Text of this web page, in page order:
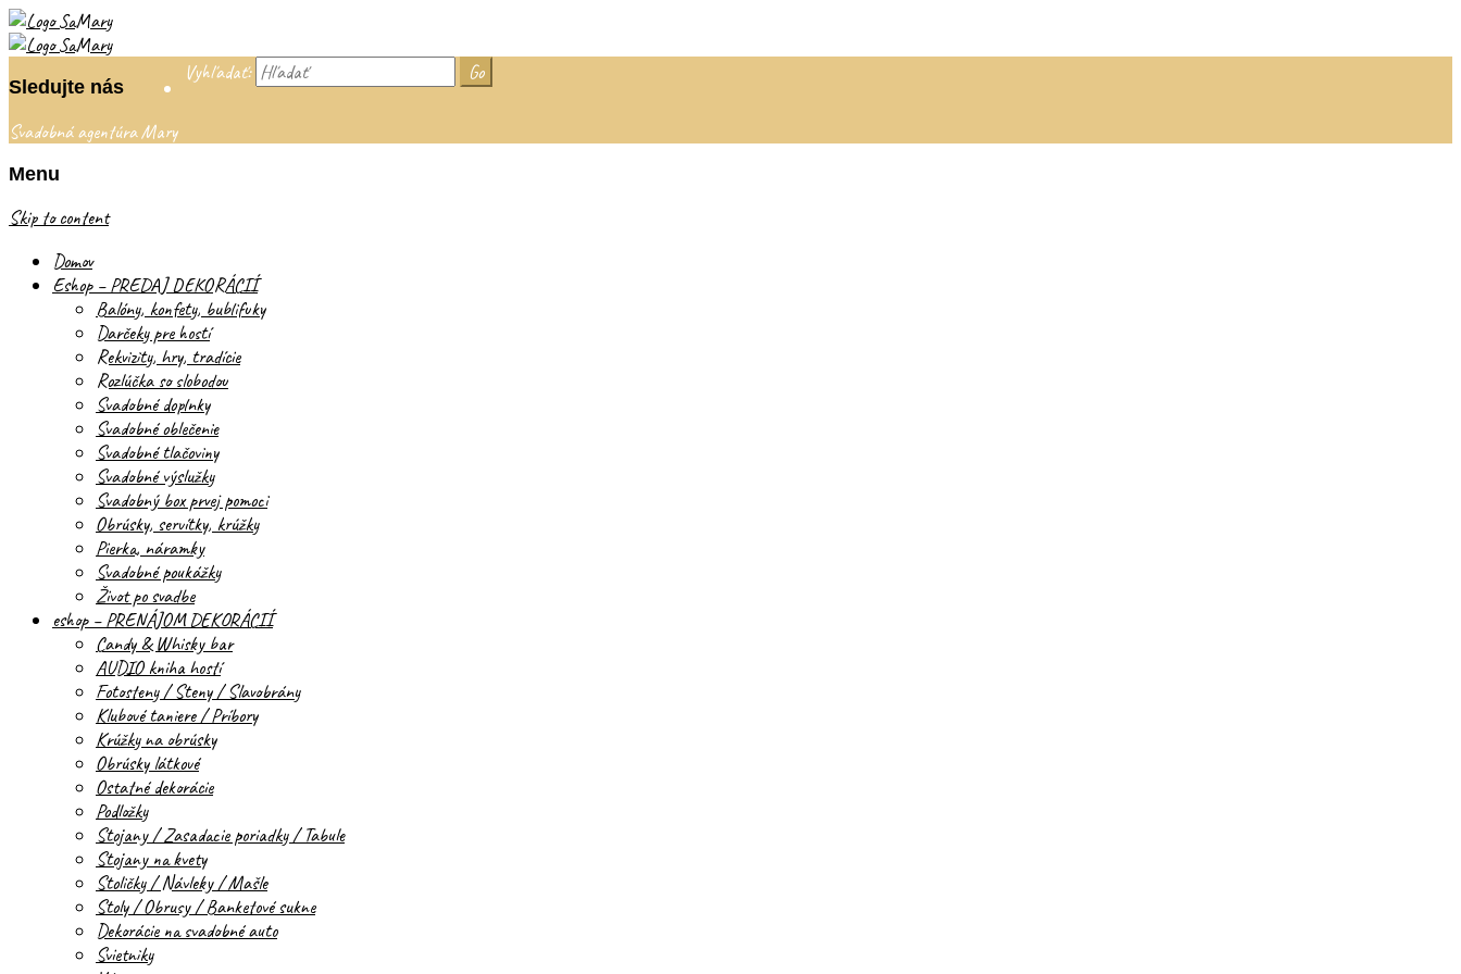
Sledujte nás
Vyhľadať:
Svadobná agentúra Mary
Menu
Skip to content
Domov
Eshop – PREDAJ DEKORÁCIÍ
Balóny, konfety, bublifuky
Darčeky pre hostí
Rekvizity, hry, tradície
Rozlúčka so slobodou
Svadobné doplnky
Svadobné oblečenie
Svadobné tlačoviny
Svadobné výslužky
Svadobný box prvej pomoci
Obrúsky, servítky, krúžky
Pierka, náramky
Svadobné poukážky
Život po svadbe
eshop – PRENÁJOM DEKORÁCIÍ
Candy & Whisky bar
AUDIO kniha hostí
Fotosteny / Steny / Slavobrány
Klubové taniere / Príbory
Krúžky na obrúsky
Obrúsky látkové
Ostatné dekorácie
Podložky
Stojany / Zasadacie poriadky / Tabule
Stojany na kvety
Stoličky / Návleky / Mašle
Stoly / Obrusy / Banketové sukne
Dekorácie na svadobné auto
Svietniky